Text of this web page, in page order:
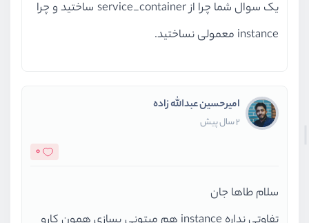
یک سوال شما چرا از service_container ساختید و چرا
instance معمولی نساختید.
امیرحسین عبدالله زاده
2 سال پیش
0
سلام طاها جان